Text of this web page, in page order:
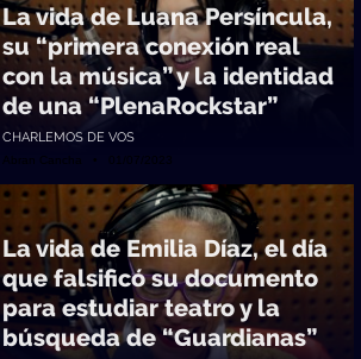
La vida de Luana Persíncula,
su “primera conexión real
con la música” y la identidad
de una “PlenaRockstar”
CHARLEMOS DE VOS
Abran Cancha • 01/07/2023
La vida de Emilia Díaz, el día
que falsificó su documento
para estudiar teatro y la
búsqueda de “Guardianas”